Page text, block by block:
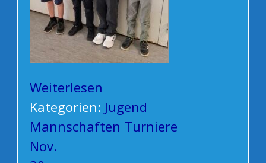
Weiterlesen
Kategorien: Jugend
Mannschaften Turniere
Nov.